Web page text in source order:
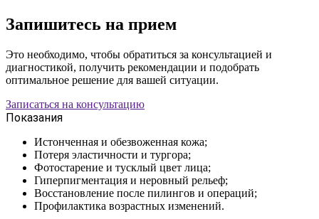
Запишитесь на прием
Это необходимо, чтобы обратиться за консультацией и
диагностикой, получить рекомендации и подобрать
оптимальное решение для вашей ситуации.
Записаться на консультацию
Показания
Истонченная и обезвоженная кожа;
Потеря эластичности и тургора;
Фотостарение и тусклый цвет лица;
Гиперпигментация и неровный рельеф;
Восстановление после пилингов и операций;
Профилактика возрастных изменений.